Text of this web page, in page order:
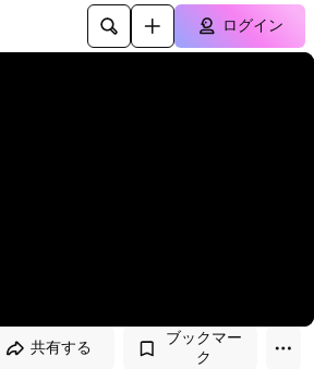
ップ
ログイン
共有する
ブックマー
ク